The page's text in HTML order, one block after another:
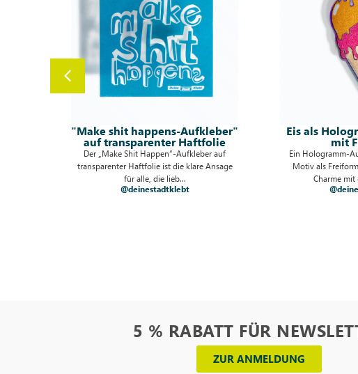
Eis als Hologramm-Aufkleber
mit Freiform
Ein Hologramm-Aufkleber mit Kugel-Eis-
Motiv als Freiform bringt coolen Retro-
Charme mit einem Hauch ...
@deinestadtklebt
Entdecke
Basketball
5 % RABATT FÜR
ZUR ANMELDUNG